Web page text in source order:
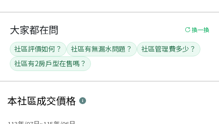
大家都在問 換一換
社區評價如何？ 社區有無漏水問題？
社區管理費多少？
社區有2房戶型在售嗎？
本社區成交價格